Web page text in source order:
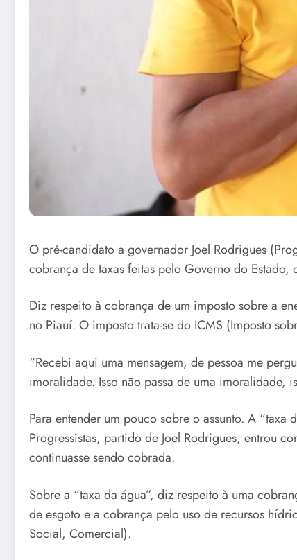
O pré-candidato a governador Joel Rodrigues
cobrança de taxas feitas pelo Governo do
Diz respeito à cobrança de um imposto sobre a
no Piauí. O imposto trata-se do ICMS (Imposto
“Recebi aqui uma mensagem, de pessoa me
imoralidade. Isso não passa de uma imoralidade,
Para entender um pouco sobre o assunto. A
Progressistas, partido de Joel Rodrigues, entrou
continuasse sendo cobrada.
Sobre a “taxa da água”, diz respeito à uma
de esgoto e a cobrança pelo uso de recursos
Social, Comercial).